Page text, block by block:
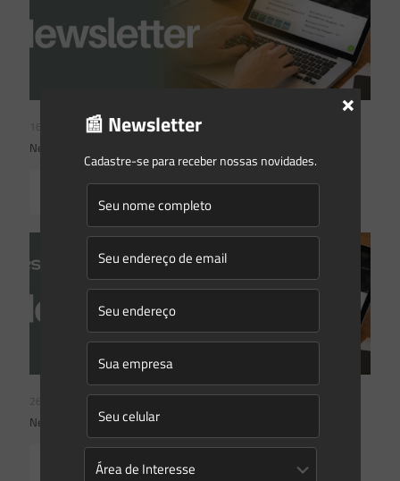
Newsletter Saes Advogados | Ed. nº 241
Read more
26/05/2026
Newsletter Saes Advogados | Ed. nº240
Read more
📰 Newsletter
Cadastre-se para receber nossas novidades.
×